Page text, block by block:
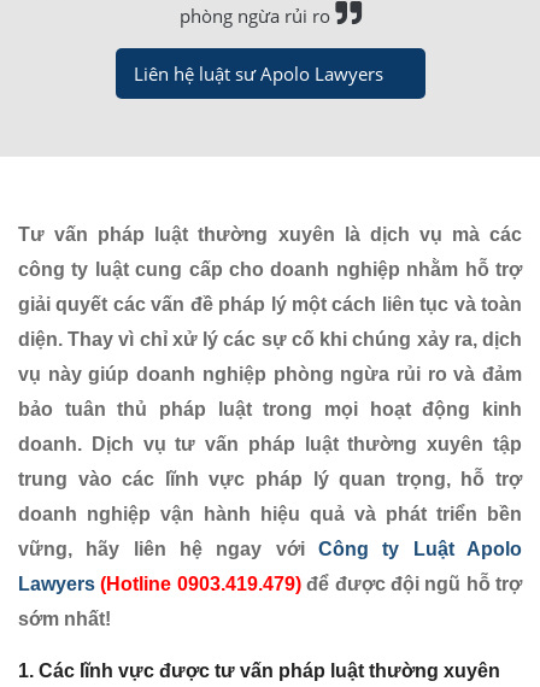
phòng ngừa rủi ro
Liên hệ luật sư Apolo Lawyers
Tư vấn pháp luật thường xuyên là dịch vụ mà các
công ty luật cung cấp cho doanh nghiệp nhằm hỗ trợ
giải quyết các vấn đề pháp lý một cách liên tục và toàn
diện. Thay vì chỉ xử lý các sự cố khi chúng xảy ra, dịch
vụ này giúp doanh nghiệp phòng ngừa rủi ro và đảm
bảo tuân thủ pháp luật trong mọi hoạt động kinh
doanh.
Dịch vụ tư vấn pháp luật thường xuyên tập
trung vào các lĩnh vực pháp lý quan trọng, hỗ trợ
doanh nghiệp vận hành hiệu quả và phát triển bền
vững, hãy liên hệ ngay với Công ty Luật Apolo
Lawyers (Hotline 0903.419.479)để được đội ngũ hỗ trợ
sớm nhất!
1. Các lĩnh vực được tư vấn pháp luật thường xuyên